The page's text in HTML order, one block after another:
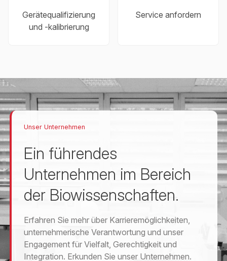
Gerätequalifizierung
und -kalibrierung
Service anfordern
Unser Unternehmen
Ein führendes
Unternehmen im Bereich
der Biowissenschaften.
Erfahren Sie mehr über Karrieremöglichkeiten,
unternehmerische Verantwortung und unser
Engagement für Vielfalt, Gerechtigkeit und
Integration. Erkunden Sie unser Unternehmen.